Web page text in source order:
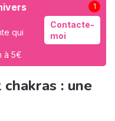
qui
à 5€
Contacte-
moi
1
: une